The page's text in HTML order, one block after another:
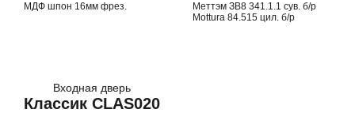
МДФ шпон 16мм фрез.
Меттэм ЗВ8 341.1.1 сув. б/р
Mottura 84.515 цил. б/р
Входная дверь
Классик CLAS020